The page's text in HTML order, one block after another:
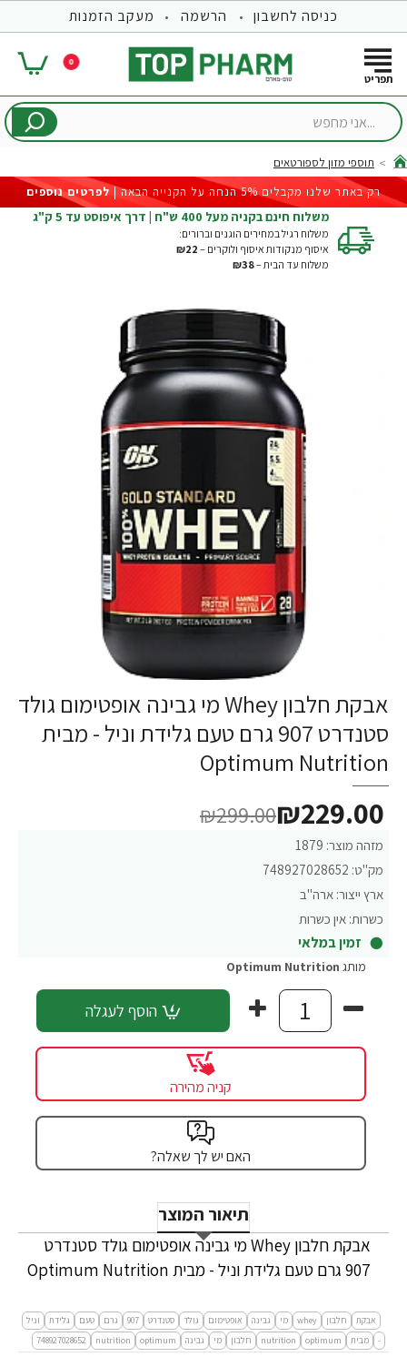
כניסה לחשבון הרשמה מעקב הזמנות
0
...אני
home
תוספי מזון לספורטאים
רק באתר שלנו מקבלים 5% הנחה על הקנייה הבאה |
לפרטים נוספים
משלוח חינם בקניה מעל 400 ש"ח | דרך איפוסט עד 5 ק"ג
משלוח רגיל במחירים הוגנים וברורים:
איסוף מנקודות איסוף ולוקרים – ₪22
משלוח עד הבית –₪38
אבקת חלבון Whey מי גבינה אופטימום גולד
סטנדרט 907 גרם טעם גלידת וניל - מבית
Optimum Nutrition
מזהה מוצר: 1879
מק"ט: 748927028652
ארץ ייצור: ארה"ב
כשרות: אין כשרות
זמין במלאי
₪229.00
₪299.00
מותג Optimum Nutrition
הוסף לעגלה
קניה מהירה
האם יש לך שאלה?
תיאור המוצר
אבקת חלבון Whey מי גבינה אופטימום גולד סטנדרט
907 גרם טעם גלידת וניל - מבית Optimum Nutrition
אבקת חלבון whey מי גבינה אופטימום גולד סטנדרט 907 גרם טעם גלידת
וניל
-
מבית optimum
nutrition חלבון מי גבינה optimum
nutrition
748927028652